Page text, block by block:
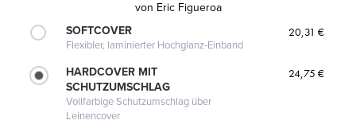
von Eric Figueroa
SOFTCOVER
Flexibler, laminierter Hochglanz-Einband
20,31 €
HARDCOVER MIT
SCHUTZUMSCHLAG
Vollfarbige Schutzumschlag über
Leinencover
24,75 €